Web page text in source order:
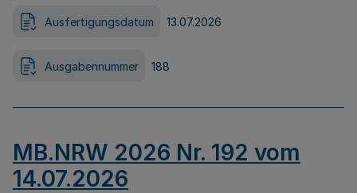
Ausfertigungsdatum 13.07.2026
Ausgabennummer 188
MB.NRW 2026 Nr. 192 vom
14.07.2026